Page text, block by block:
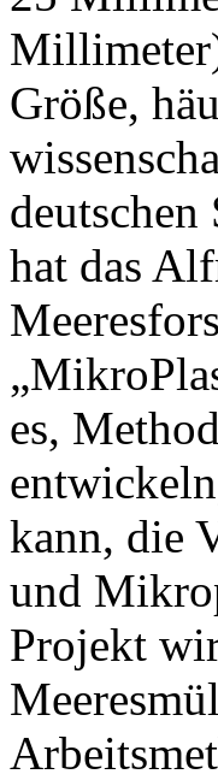
Größe,
hat das
es,
kann, die
und
Projekt